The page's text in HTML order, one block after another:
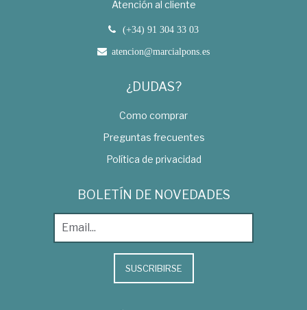
Atención al cliente
(+34) 91 304 33 03
atencion@marcialpons.es
¿DUDAS?
Como comprar
Preguntas frecuentes
Política de privacidad
BOLETÍN DE NOVEDADES
SUSCRIBIRSE